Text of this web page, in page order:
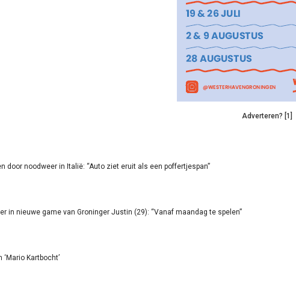
Adverteren? [1]
door noodweer in Italië: “Auto ziet eruit als een poffertjespan”
in nieuwe game van Groninger Justin (29): “Vanaf maandag te spelen”
Kartbocht’